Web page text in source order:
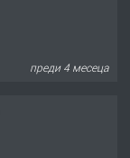
преди 4 месеца